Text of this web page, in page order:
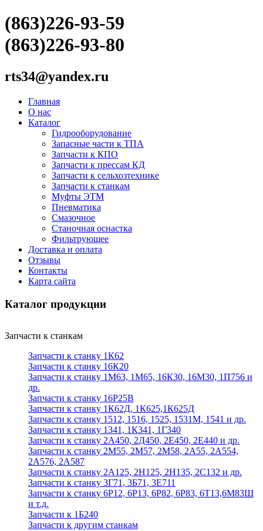
(863)226-93-59
(863)226-93-80
rts34@yandex.ru
Главная
О нас
Каталог
Гидрооборудование
Запасные части к ТПА
Запчасти к КПО
Запчасти к прессам КД
Запчасти к сельхозтехнике
Запчасти к станкам
Муфты ЭТМ
Пневматика
Смазочное
Станочная оснастка
Фильтрующее
Доставка и оплата
Отзывы
Контакты
Карта сайта
Каталог продукции
Запчасти к станкам
Запчасти к станку 1К62
Запчасти к станку 16К20
Запчасти к станку 1М63, 1М65, 16К30, 16М30, 1П756 и
др.
Запчасти к станку 16Р25В
Запчасти к станку 1К62Д, 1К625,1К625Д
Запчасти к станку 1512, 1516, 1525, 1531М, 1541 и др.
Запчасти к станку 1341, 1К341, 1Г340
Запчасти к станку 2А450, 2Д450, 2Е450, 2Е440 и др.
Запчасти к станку 2М55, 2М57, 2М58, 2А55, 2А554,
2А576, 2А587
Запчасти к станку 2А125, 2Н125, 2Н135, 2С132 и др.
Запчасти к станку 3Г71, 3Б71, 3Е711
Запчасти к станку 6Р12, 6Р13, 6Р82, 6Р83, 6Т13,6М83Ш
и т.д.
Запчасти к 1Б240
Запчасти к другим станкам